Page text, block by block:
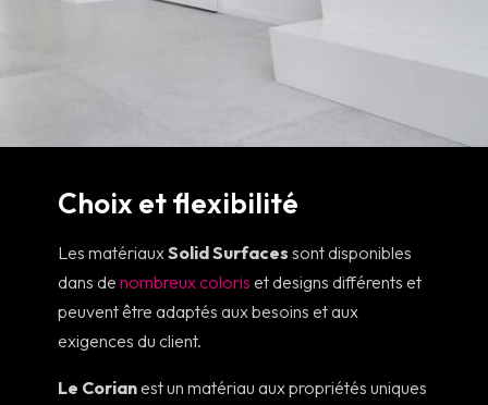
Choix et flexibilité
Les matériauxSolid Surfaces sont disponibles
dans denombreux coloris et designs différents et
peuvent être adaptés aux besoins et aux
exigences du client.
Le Corianest un matériau aux propriétés uniques